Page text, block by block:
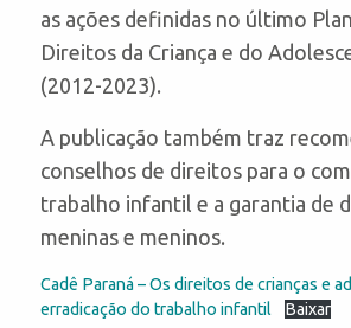
as ações definidas no último
Direitos da Criança e do
(2012-2023).
A publicação também traz
conselhos de direitos para o
trabalho infantil e a garantia de
meninas e meninos.
Cadê Paraná – Os direitos de crianças e
erradicação do trabalho infantil
Baixar